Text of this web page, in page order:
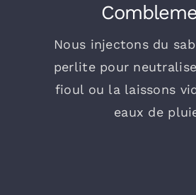
Nous injectons du
perlite pour
fioul ou la laissons
eaux de